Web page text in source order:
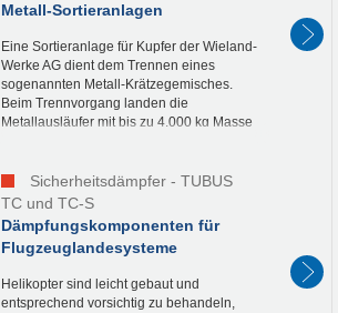
Metall-Sortieranlagen
Eine Sortieranlage für Kupfer der Wieland-
Werke AG dient dem Trennen eines
sogenannten Metall-Krätzegemisches.
Beim Trennvorgang landen die
Metallausläufer mit bis zu 4.000 kg Masse
Sicherheitsdämpfer - TUBUS
TC und TC-S
Dämpfungskomponenten für
Flugzeuglandesysteme
Helikopter sind leicht gebaut und
entsprechend vorsichtig zu behandeln,